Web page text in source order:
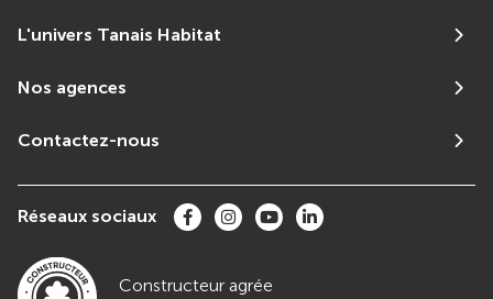
L'univers Tanais Habitat
Nos agences
Contactez-nous
Réseaux sociaux
Constructeur agrée